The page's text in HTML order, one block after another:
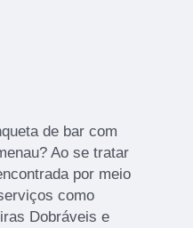
de bar com
Ao se tratar
por meio
como
Dobráveis e